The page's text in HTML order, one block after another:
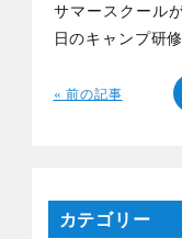
サマースクール
日のキャンプ研
« 前の記事
カテゴリー